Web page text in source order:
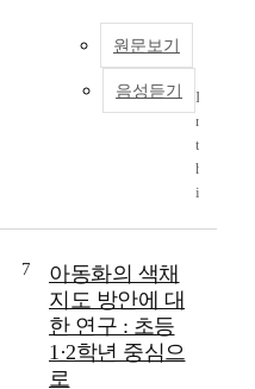
원문보기
음성듣기
I
n
t
h
i
7
아동화의 색채
지도 방안에 대
한 연구 : 초등
1·2학년 중심으
로